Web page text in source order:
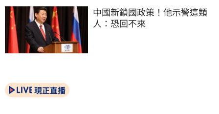
中國新鎖國政策！他示警這類
人：恐回不來
現正直播